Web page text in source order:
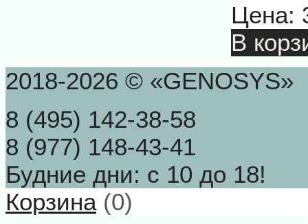
Цена:
В
2018-2026 © «GENOSYS»
8 (495) 142-38-58
8 (977) 148-43-41
Будние дни: с 10 до 18!
Корзина(0)